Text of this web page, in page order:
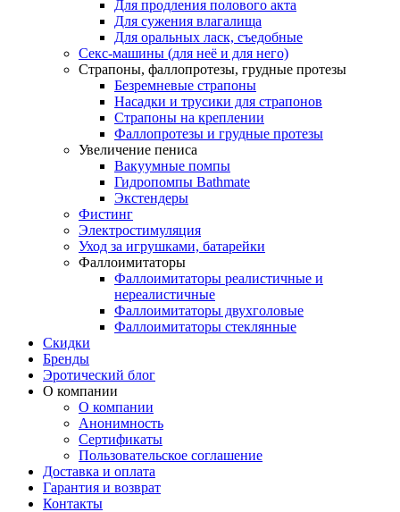
Для продления полового акта
Для сужения влагалища
Для оральных ласк, съедобные
Секс-машины (для неё и для него)
Страпоны, фаллопротезы, грудные протезы
Безремневые страпоны
Насадки и трусики для страпонов
Страпоны на креплении
Фаллопротезы и грудные протезы
Увеличение пениса
Вакуумные помпы
Гидропомпы Bathmate
Экстендеры
Фистинг
Электростимуляция
Уход за игрушками, батарейки
Фаллоимитаторы
Фаллоимитаторы реалистичные и
нереалистичные
Фаллоимитаторы двухголовые
Фаллоимитаторы стеклянные
Скидки
Бренды
Эротический блог
О компании
О компании
Анонимность
Сертификаты
Пользовательское соглашение
Доставка и оплата
Гарантия и возврат
Контакты